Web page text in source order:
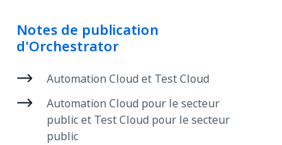
Notes de publication
d'Orchestrator
Automation Cloud et Test Cloud
Automation Cloud pour le secteur
public et Test Cloud pour le secteur
public